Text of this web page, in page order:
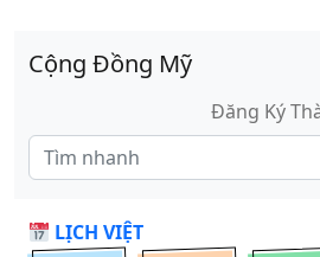
Cộng Đồng Mỹ
Đăng Ký
LỊCH VIỆT